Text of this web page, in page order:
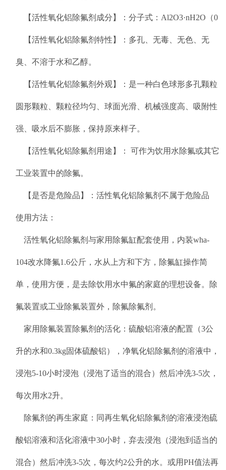
【活性氧化铝除氟剂成分】：分子式：Al2O3·nH2O（0
【活性氧化铝除氟剂特性】：多孔、无毒、无色、无
臭、不溶于水和乙醇。
【活性氧化铝除氟剂外观】：是一种白色球形多孔颗粒
圆形颗粒、颗粒径均匀、球面光滑、机械强度高、吸附性
强、吸水后不膨胀，保持原来样子。
【活性氧化铝除氟剂用途】： 可作为饮用水除氟或其它
工业装置中的除氟。
【是否是危险品】：活性氧化铝除氟剂不属于危险品
使用方法：
活性氧化铝除氟剂与家用除氟缸配套使用，内装wha-
104改水降氟1.6公斤，水从上方和下方，除氟缸操作简
单，使用方便，是去除饮用水中氟的家庭的理想设备。除
氟装置或工业除氟装置外，除氟除氟剂。
家用除氟装置除氟剂的活化：硫酸铝溶液的配置（3公
升的水和0.3kg固体硫酸铝），净氧化铝除氟剂的溶液中，
浸泡5-10小时浸泡（浸泡了适当的混合）然后冲洗3-5次，
每次用水2升。
除氟剂的再生家庭：同再生氧化铝除氟剂的溶液浸泡硫
酸铝溶液和活化溶液中30小时，弃去浸泡（浸泡到适当的
混合）然后冲洗3-5次，每次约2公升的水。或用PH值法再